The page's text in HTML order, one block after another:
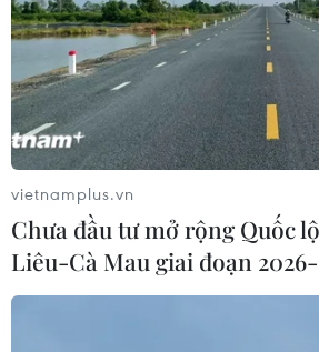
vietnamplus.vn
Chưa đầu tư mở rộng Quốc
Liêu-Cà Mau giai đoạn